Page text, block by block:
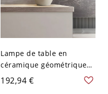
Lampe de table en
céramique géométrique
beige avec interrupteur à
bascule et source
192,94 €